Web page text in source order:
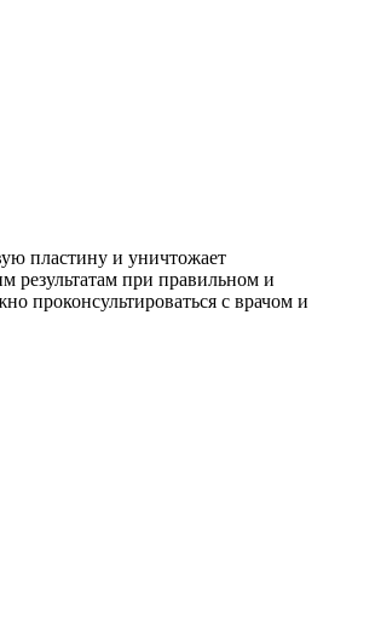
пластину и уничтожает
результатам при правильном и
проконсультироваться с врачом и